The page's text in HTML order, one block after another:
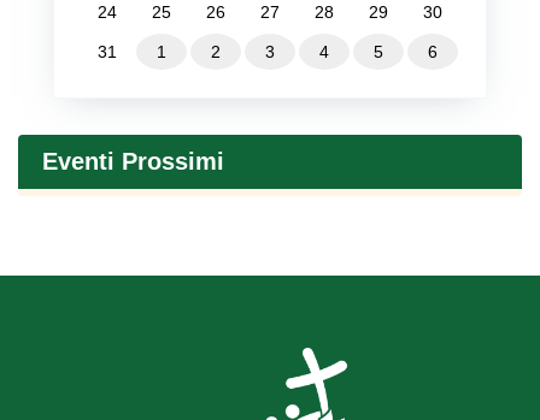
24 25 26 27 28 29 30
31 1 2 3 4 5 6
Eventi Prossimi